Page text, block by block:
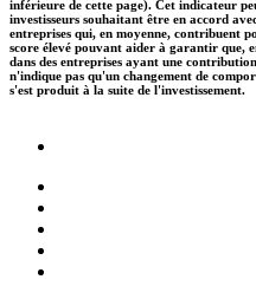
inférieure de cette page). Cet indicateur
investisseurs souhaitant être en accord
entreprises qui, en moyenne, contribuent
score élevé pouvant aider à garantir que,
dans des entreprises ayant une
n'indique pas qu'un changement de
s'est produit à la suite de l'investissement.